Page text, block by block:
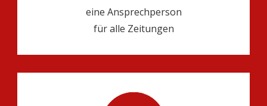
eine Ansprechperson
für alle Zeitungen